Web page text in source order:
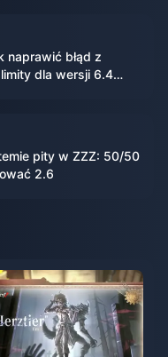
naprawić błąd z
dla wersji 6.4
pity w ZZZ: 50/50
2.6